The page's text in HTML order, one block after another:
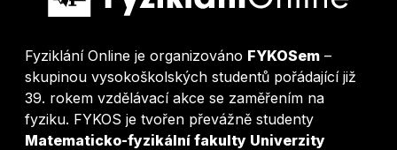
Fyziklání Online je organizováno FYKOSem –
skupinou vysokoškolských studentů pořádající již
39. rokem vzdělávací akce se zaměřením na
fyziku. FYKOS je tvořen převážně studenty
Matematicko-fyzikální fakulty Univerzity